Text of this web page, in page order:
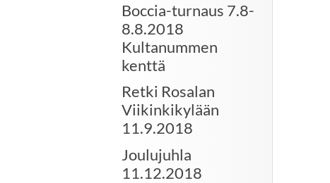
Boccia-turnaus 7.8-
8.8.2018
Kultanummen
kenttä
Retki Rosalan
Viikinkikylään
11.9.2018
Joulujuhla
11.12.2018